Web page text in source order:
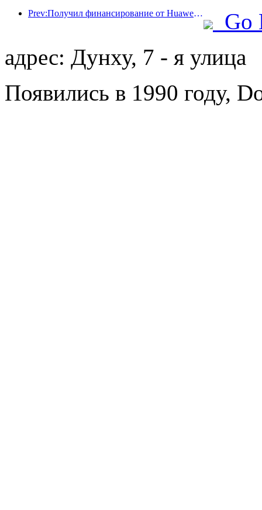
Prev:Получил финансирование от Huawei Sport Angels, возглавил цифровую модернизацию гостиничного бизнеса
Go
адрес: Дунху, 7 - я улица
Появились в 1990 году,